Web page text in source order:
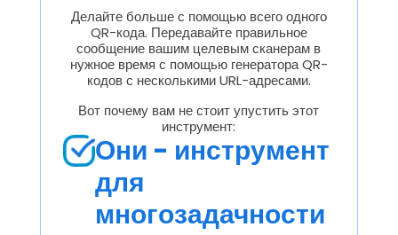
Делайте больше с помощью всего одного
QR-кода. Передавайте правильное
сообщение вашим целевым сканерам в
нужное время с помощью генератора QR-
кодов с несколькими URL-адресами.
Вот почему вам не стоит упустить этот
инструмент:
Они - инструмент
для
многозадачности